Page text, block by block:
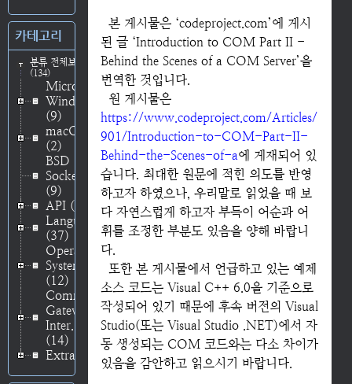
카테고리
분류 전체보기
(134)
Microsoft
Windows
(9)
macOS
(2)
BSD
Socket
(9)
API (48)
Language
(37)
Operating
System
(12)
Common
Gateway
Inter..
(14)
Extras
본 게시물은 ‘codeproject.com’에 게시
된 글 ‘Introduction to COM Part II -
Behind the Scenes of a COM Server’을
번역한 것입니다.
원 게시물은
https://www.codeproject.com/Articles/
901/Introduction-to-COM-Part-II-
Behind-the-Scenes-of-a에 게재되어 있
습니다. 최대한 원문에 적힌 의도를 반영
하고자 하였으나, 우리말로 읽었을 때 보
다 자연스럽게 하고자 부득이 어순과 어
휘를 조정한 부분도 있음을 양해 바랍니
다.
또한 본 게시물에서 언급하고 있는 예제
소스 코드는 Visual C++ 6.0을 기준으로
작성되어 있기 때문에 후속 버전의 Visual
Studio(또는 Visual Studio .NET)에서 자
동 생성되는 COM 코드와는 다소 차이가
있음을 감안하고 읽으시기 바랍니다.